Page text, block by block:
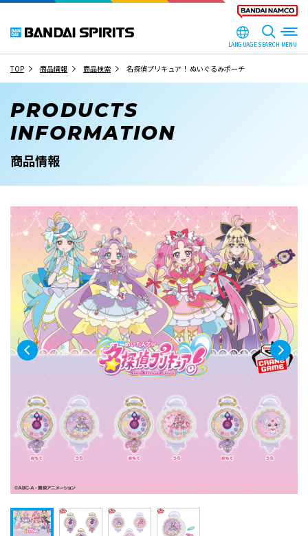
LANGUAGESEARCH
TOP 商品情報 商品検索 名探偵プリキュア！ ぬいぐるみポーチ
PRODUCTS
INFORMATION
商品情報